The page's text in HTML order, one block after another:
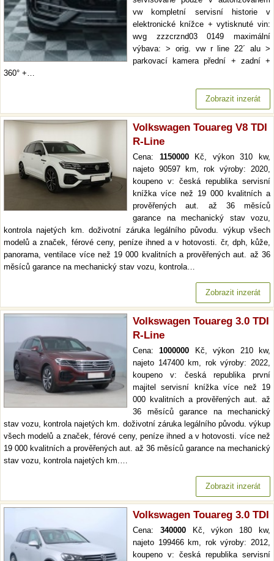
vw kompletní servisní historie v
elektronické knížce + vytisknuté vin:
wvg zzzcrznd03 0149 maximální
výbava: > orig. vw r line 22´ alu >
parkovací kamera přední + zadní +
360° +…
Zobrazit inzerát
Volkswagen Touareg V8 TDI
R-Line
Cena: 1150000Kč, výkon 310 kw,
najeto 90597 km, rok výroby: 2020,
koupeno v: česká republika servisní
knížka více než 19 000 kvalitních a
prověřených aut. až 36 měsíců
garance na mechanický stav vozu,
kontrola najetých km. doživotní záruka legálního původu. výkup všech
modelů a značek, férové ceny, peníze ihned a v hotovosti. čr, dph, kůže,
panorama, ventilace více než 19 000 kvalitních a prověřených aut. až 36
měsíců garance na mechanický stav vozu, kontrola…
Zobrazit inzerát
Volkswagen Touareg 3.0 TDI
R-Line
Cena:1000000 Kč, výkon 210 kw,
najeto 147400 km, rok výroby: 2022,
koupeno v: česká republika první
majitel servisní knížka více než 19
000 kvalitních a prověřených aut. až
36 měsíců garance na mechanický
stav vozu, kontrola najetých km. doživotní záruka legálního původu. výkup
všech modelů a značek, férové ceny, peníze ihned a v hotovosti. více než
19 000 kvalitních a prověřených aut. až 36 měsíců garance na mechanický
stav vozu, kontrola najetých km.…
Zobrazit inzerát
Volkswagen Touareg 3.0 TDI
Cena: 340000Kč, výkon 180 kw,
najeto 199466 km, rok výroby: 2012,
koupeno v: česká republika servisní